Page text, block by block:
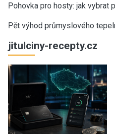
Pohovka pro hosty: jak vybrat
Pět výhod průmyslového
jitulciny-recepty.cz